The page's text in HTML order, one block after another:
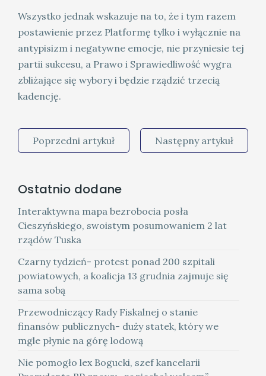
Wszystko jednak wskazuje na to, że i tym razem
postawienie przez Platformę tylko i wyłącznie na
antypisizm i negatywne emocje, nie przyniesie tej
partii sukcesu, a Prawo i Sprawiedliwość wygra
zbliżające się wybory i będzie rządzić trzecią
kadencję.
Poprzedni artykuł Następny artykuł
Ostatnio dodane
Interaktywna mapa bezrobocia posła
Cieszyńskiego, swoistym posumowaniem 2 lat
rządów Tuska
Czarny tydzień- protest ponad 200 szpitali
powiatowych, a koalicja 13 grudnia zajmuje się
sama sobą
Przewodniczący Rady Fiskalnej o stanie
finansów publicznych- duży statek, który we
mgle płynie na górę lodową
Nie pomogło lex Bogucki, szef kancelarii